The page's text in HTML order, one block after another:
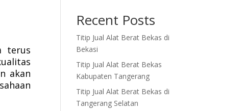
terus
akan
Recent Posts
Titip Jual Alat Berat Bekas di
Bekasi
Titip Jual Alat Berat Bekas
Kabupaten Tangerang
Titip Jual Alat Berat Bekas di
Tangerang Selatan